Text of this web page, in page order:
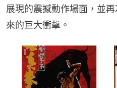
展現的震撼動作場面，並
來的巨大衝擊。